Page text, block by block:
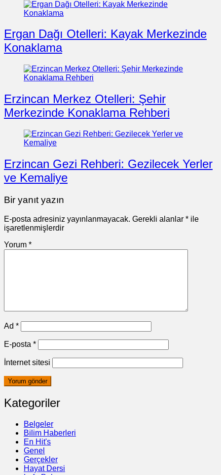
Ergan Dağı Otelleri: Kayak Merkezinde
Konaklama
Erzincan Merkez Otelleri: Şehir
Merkezinde Konaklama Rehberi
Erzincan Gezi Rehberi: Gezilecek Yerler
ve Kemaliye
Bir yanıt yazın
E-posta adresiniz yayınlanmayacak. Gerekli alanlar * ile
işaretlenmişlerdir
Yorum *
Ad *
E-posta *
İnternet sitesi
Kategoriler
Belgeler
Bilim Haberleri
En Hit's
Genel
Gerçekler
Hayat Dersi